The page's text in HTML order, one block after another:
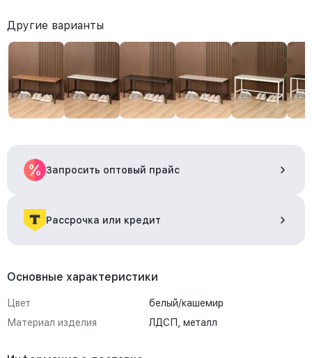
Другие варианты
Запросить оптовый прайс
Рассрочка или кредит
Основные характеристики
Цвет
белый/кашемир
Материал изделия
ЛДСП, металл